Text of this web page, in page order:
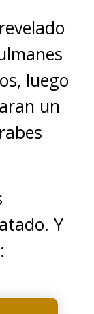
luego
un
Y